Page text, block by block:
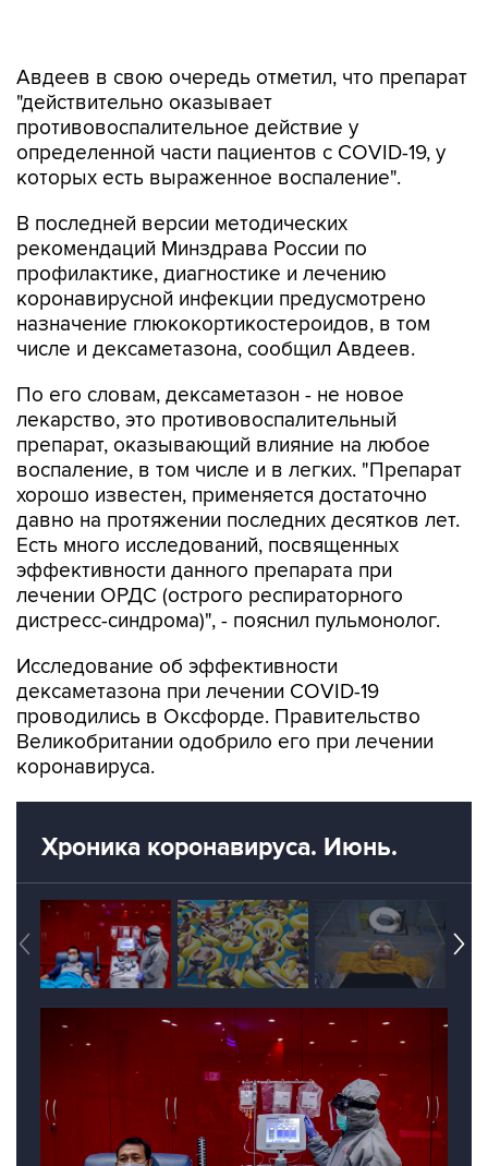
противовоспалительное действие у
определенной части пациентов с COVID-19, у
которых есть выраженное воспаление".
В последней версии методических
профилактике, диагностике и лечению
коронавирусной инфекции предусмотрено
назначение глюкокортикостероидов, в том
числе и дексаметазона, сообщил Авдеев.
По его словам, дексаметазон - не новое
препарат, оказывающий влияние на любое
воспаление, в том числе и в легких. "Препарат
хорошо известен, применяется достаточно
давно на протяжении последних десятков лет.
Есть много исследований, посвященных
эффективности данного препарата при
лечении ОРДС (острого респираторного
дистресс-синдрома)", - пояснил пульмонолог.
Исследование об эффективности
проводились в Оксфорде. Правительство
Великобритании одобрило его при лечении
коронавируса.
Хроника коронавируса. Июнь.